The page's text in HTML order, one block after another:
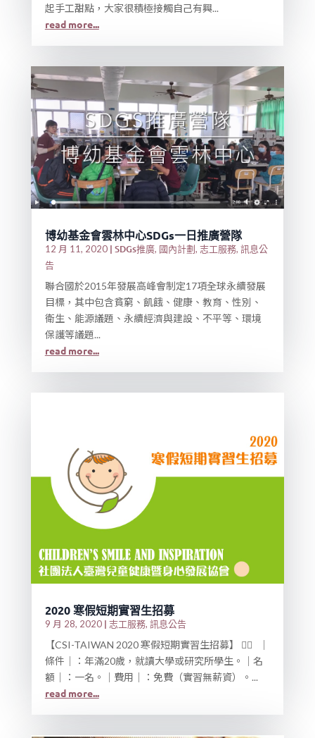
起手工甜點，大家很積極接觸自己有興...
read more...
博幼基金會雲林中心SDGs一日推廣營隊
12 月 11, 2020| SDGs推廣, 國內計劃, 志工服務, 訊息公
告
聯合國於2015年發展高峰會制定17項全球永續發展
目標，其中包含貧窮、飢餓、健康、教育、性別、
衛生、能源議題、永續經濟與建設、不平等、環境
保護等議題...
read more...
2020 寒假短期實習生招募
9 月 28, 2020| 志工服務, 訊息公告
【CSI-TAIWAN 2020 寒假短期實習生招募】 💁‍♂️ │
條件│：年滿20歲，就讀大學或研究所學生。│名
額│：一名。│費用│：免費（實習無薪資）。...
read more...